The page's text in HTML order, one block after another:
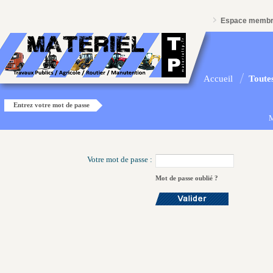
Espace
Accueil
Entrez votre mot de passe
Votre mot de passe :
Mot de passe oublié ?